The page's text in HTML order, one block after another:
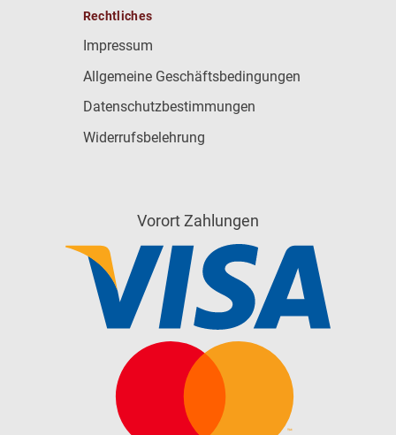
Rechtliches
Impressum
Allgemeine Geschäftsbedingungen
Datenschutzbestimmungen
Widerrufsbelehrung
Vorort Zahlungen